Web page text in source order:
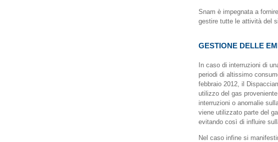
Snam è impegnata a
gestire tutte le attività del
GESTIONE DELLE
In caso di interruzioni di
periodi di altissimo
febbraio 2012, il
utilizzo del gas
interruzioni o anomalie
viene utilizzato parte del
evitando così di influire
Nel caso infine si